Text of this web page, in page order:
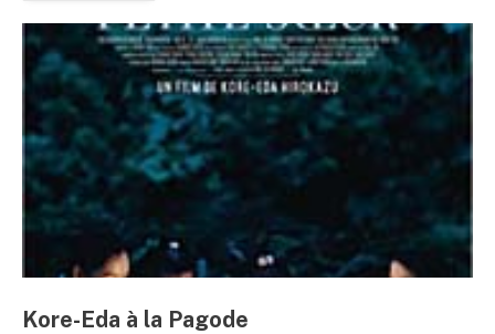
Kore-Eda à la Pagode